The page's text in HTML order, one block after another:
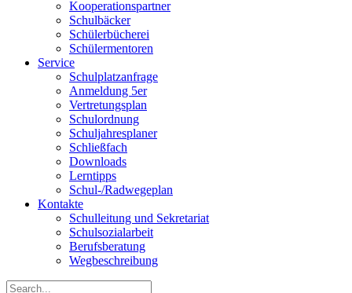
Kooperationspartner
Schulbäcker
Schülerbücherei
Schülermentoren
Service
Schulplatzanfrage
Anmeldung 5er
Vertretungsplan
Schulordnung
Schuljahresplaner
Schließfach
Downloads
Lerntipps
Schul-/Radwegeplan
Kontakte
Schulleitung und Sekretariat
Schulsozialarbeit
Berufsberatung
Wegbeschreibung